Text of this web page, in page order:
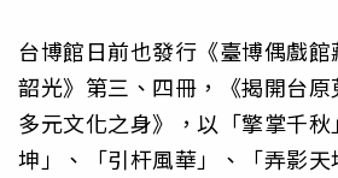
台博館日前也發行《臺博偶戲
韶光》第三、四冊，《揭開台
多元文化之身》，以「擎掌千
坤」、「引杆風華」、「弄影